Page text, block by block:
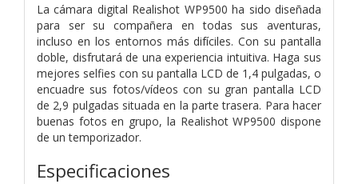
La cámara digital Realishot WP9500 ha sido diseñada
para ser su compañera en todas sus aventuras,
incluso en los entornos más difíciles. Con su pantalla
doble, disfrutará de una experiencia intuitiva. Haga sus
mejores selfies con su pantalla LCD de 1,4 pulgadas, o
encuadre sus fotos/vídeos con su gran pantalla LCD
de 2,9 pulgadas situada en la parte trasera. Para hacer
buenas fotos en grupo, la Realishot WP9500 dispone
de un temporizador.
Especificaciones